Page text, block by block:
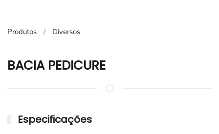
Produtos Diversos
BACIA PEDICURE
Especificações